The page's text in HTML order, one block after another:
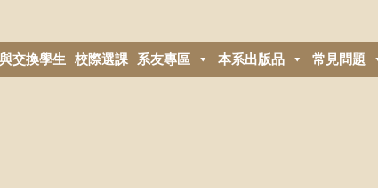
交換學生 校際選課 系友專區 本系出版品 常見問題